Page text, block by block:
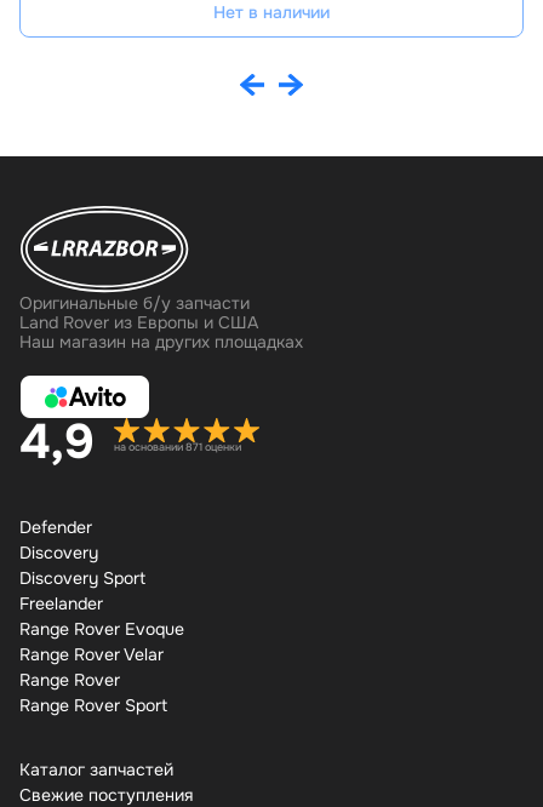
Нет в наличии
Оригинальные б/у запчасти
Land Rover из Европы и США
Наш магазин на других площадках
4,9 на основании 871 оценки
Defender
Discovery
Discovery Sport
Freelander
Range Rover Evoque
Range Rover Velar
Range Rover
Range Rover Sport
Каталог запчастей
Свежие поступления